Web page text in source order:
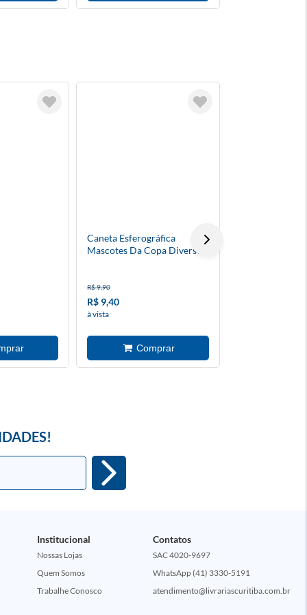
Caneta Esferográfica
Mascotes Da Copa Diversos
R$ 9,90
R$ 9,40
à vista
Institucional
Nossas Lojas
Quem Somos
Trabalhe Conosco
Contatos
SAC 4020-9697
WhatsApp (41) 3330-5191
atendimento@livrariascuritiba.com.br